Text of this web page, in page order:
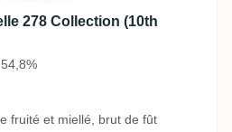
278 Collection (10th
fruité et miellé, brut de fût